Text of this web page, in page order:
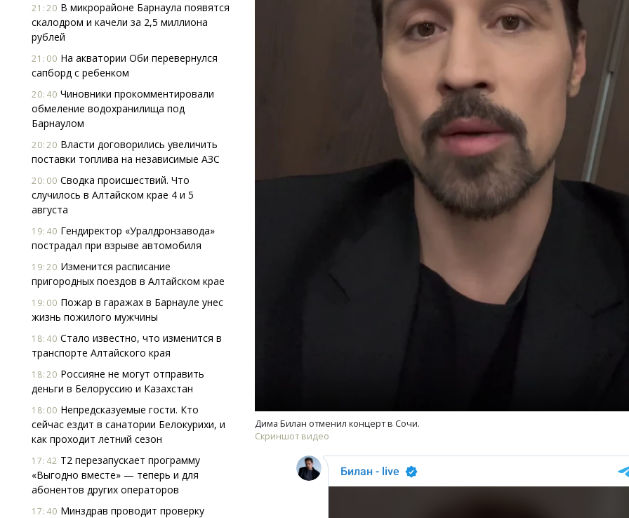
21:20 В микрорайоне Барнаула появятся
скалодром и качели за 2,5 миллиона
рублей
21:00 На акватории Оби перевернулся
сапборд с ребенком
20:40 Чиновники прокомментировали
обмеление водохранилища под
Барнаулом
20:20 Власти договорились увеличить
поставки топлива на независимые АЗС
20:00 Сводка происшествий. Что
случилось в Алтайском крае 4 и 5
августа
19:40 Гендиректор «Уралдронзавода»
пострадал при взрыве автомобиля
19:20 Изменится расписание
пригородных поездов в Алтайском крае
19:00 Пожар в гаражах в Барнауле унес
жизнь пожилого мужчины
18:40 Стало известно, что изменится в
транспорте Алтайского края
18:20 Россияне не могут отправить
деньги в Белоруссию и Казахстан
18:00 Непредсказуемые гости. Кто
сейчас ездит в санатории Белокурихи, и
как проходит летний сезон
17:42 Т2 перезапускает программу
«Выгодно вместе» — теперь и для
абонентов других операторов
17:40 Минздрав проводит проверку
Дима Билан отменил концерт в Сочи.
Скриншот видео